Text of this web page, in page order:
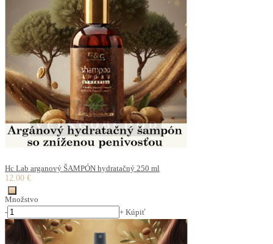
Hc Lab arganový ŠAMPÓN hydratačný 250 ml
12.00 €
Množstvo
-
+ Kúpiť